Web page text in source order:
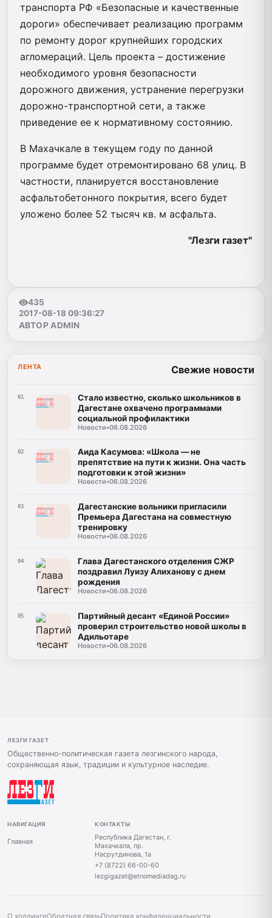
транспорта РФ «Безопасные и качественные
дороги» обеспечивает реализацию программ
по ремонту дорог крупнейших городских
агломераций. Цель проекта – достижение
необходимого уровня безопасности
дорожного движения, устранение перегрузки
дорожно-транспортной сети, а также
приведение ее к нормативному состоянию.
В Махачкале в текущем году по данной
программе будет отремонтировано 68 улиц. В
частности, планируется восстановление
асфальтобетонного покрытия, всего будет
уложено более 52 тысяч кв. м асфальта.
"Лезги газет"
435
2017-08-18 09:36:27
АВТОР ADMIN
ЛЕНТА Свежие новости
01
Стало известно, сколько школьников в
Дагестане охвачено программами
социальной профилактики
Новости•06.08.2026
02
Аида Касумова: «Школа — не
препятствие на пути к жизни. Она часть
подготовки к этой жизни»
Новости•06.08.2026
03
Дагестанские вольники пригласили
Премьера Дагестана на совместную
тренировку
Новости•06.08.2026
04
Глава Дагестанского отделения СЖР
поздравил Луизу Алиханову с днем
рождения
Новости•06.08.2026
05
Партийный десант «Единой России»
проверил строительство новой школы в
Адильотаре
Новости•06.08.2026
ЛЕЗГИ ГАЗЕТ
Общественно-политическая газета лезгинского народа,
сохраняющая язык, традиции и культурное наследие.
НАВИГАЦИЯ
Главная
КОНТАКТЫ
Республика Дагестан, г.
Махачкала, пр.
Насрутдинова, 1а
+7 (8722) 66-00-60
lezgigazet@etnomediadag.ru
О холдингеОбратная связьПолитика конфиденциальности